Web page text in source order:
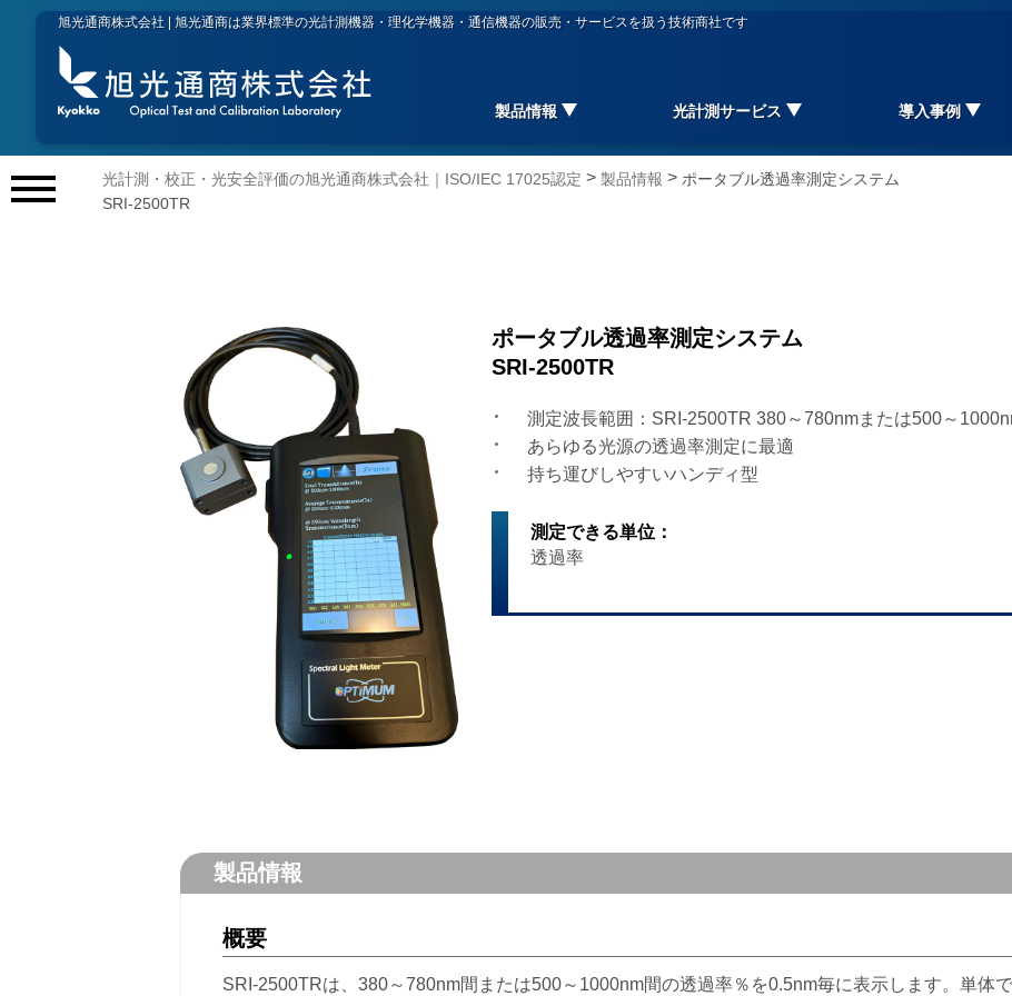
旭光通商株式会社 | 旭光通商は業界標準の光計測機器・理化学機器・通信機器の販売・サービスを扱う技術商社です
製品情報 光計測サービス 導入事例
メ
光計測・校正・光安全評価の旭光通商株式会社｜ISO/IEC 17025認定 > 製品情報 > ポータブル透過率測定システム
SRI-2500TR
ポータブル透過率測定システム
SRI-2500TR
測定波長範囲：SRI-2500TR 380～780nmまたは500～
あらゆる光源の透過率測定に最適
持ち運びしやすいハンディ型
測定できる単位：
透過率
製品情報
概要
SRI-2500TRは、380～780nm間または500～1000nm間の透過率％を0.5nm毎に表示します。単体